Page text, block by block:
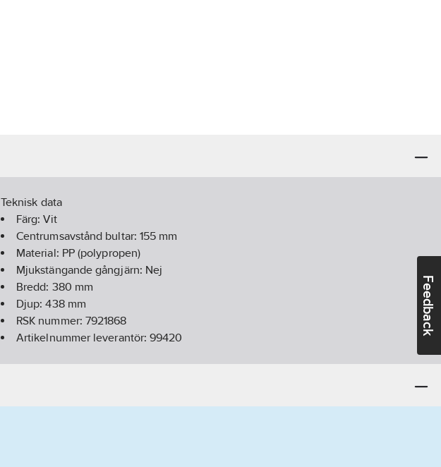
Feedback
Teknisk data
Färg:Vit
Centrumsavstånd bultar: 155 mm
Material: PP (polypropen)
Mjukstängande gångjärn: Nej
Bredd: 380 mm
Djup:438mm
RSK nummer: 7921868
Artikelnummer leverantör:99420